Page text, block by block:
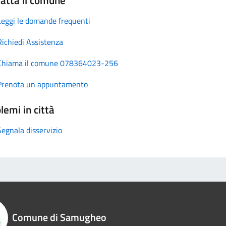
le domande frequenti
Assistenza
il comune 078364023-256
un appuntamento
in città
disservizio
Comune di Samugheo